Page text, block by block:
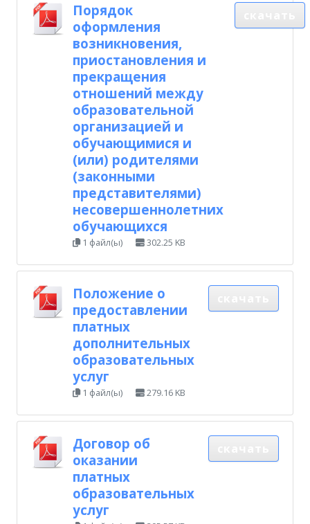
Порядок
оформления
возникновения,
приостановления и
прекращения
отношений между
образовательной
организацией и
обучающимися и
(или) родителями
(законными
представителями)
несовершеннолетних
обучающихся
1 файл(ы) 302.25 KB
Положение о
предоставлении
платных
дополнительных
образовательных
услуг
1 файл(ы) 279.16 KB
Договор об
оказании
платных
образовательных
услуг